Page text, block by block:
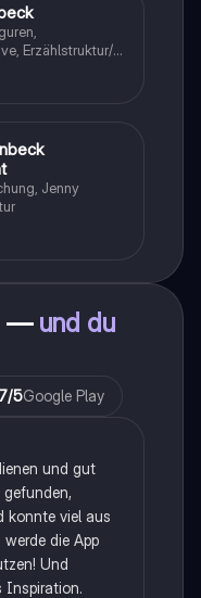
Erzählstruktur/-
Jenny
— und du
/5Google Play
und gut
konnte viel aus
die App
Und
Inspiration.